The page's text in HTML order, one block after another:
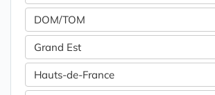
DOM/TOM
Grand Est
Hauts-de-France